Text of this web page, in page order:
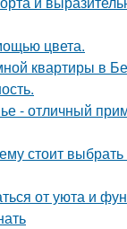
цвета.
квартиры в
- отличный
стоит
от уюта и